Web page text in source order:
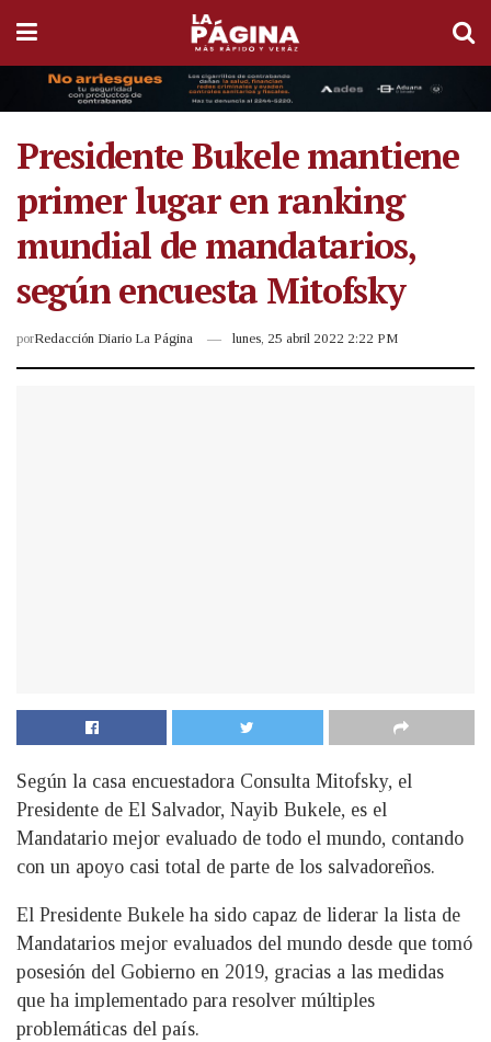
Presidente Bukele mantiene
primer lugar en ranking
mundial de mandatarios,
según encuesta Mitofsky
porRedacción Diario La Página lunes, 25 abril 2022 2:22 PM
Según la casa encuestadora Consulta Mitofsky, el
Presidente de El Salvador, Nayib Bukele, es el
Mandatario mejor evaluado de todo el mundo, contando
con un apoyo casi total de parte de los salvadoreños.
El Presidente Bukele ha sido capaz de liderar la lista de
Mandatarios mejor evaluados del mundo desde que tomó
posesión del Gobierno en 2019, gracias a las medidas
que ha implementado para resolver múltiples
problemáticas del país.